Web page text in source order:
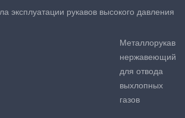
эксплуатации рукавов высокого давления
Металлорукав
нержавеющий
для отвода
выхлопных
газов